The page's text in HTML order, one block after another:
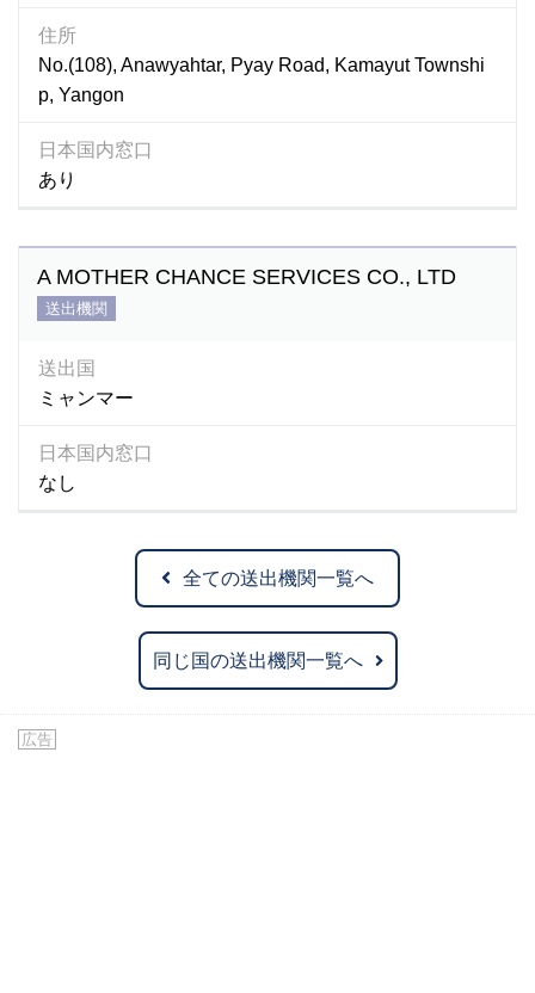
住所
No.(108), Anawyahtar, Pyay Road, Kamayut Townshi
p, Yangon
日本国内窓口
あり
A MOTHER CHANCE SERVICES CO., LTD
送出機関
送出国
ミャンマー
日本国内窓口
なし
全ての送出機関一覧へ
同じ国の送出機関一覧へ
広告